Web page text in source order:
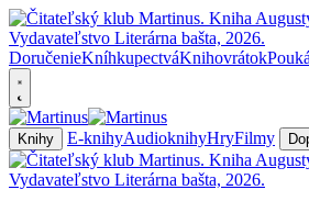
DoručenieKníhkupectváKnihovrátok
Knihy E-knihyAudioknihyHryFilmy